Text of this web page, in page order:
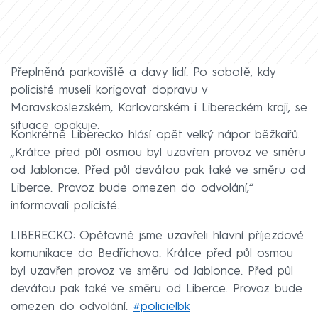
Přeplněná parkoviště a davy lidí. Po sobotě, kdy
policisté museli korigovat dopravu v
Moravskoslezském, Karlovarském i Libereckém kraji, se
situace opakuje.
Konkrétně Liberecko hlásí opět velký nápor běžkařů.
„Krátce před půl osmou byl uzavřen provoz ve směru
od Jablonce. Před půl devátou pak také ve směru od
Liberce. Provoz bude omezen do odvolání,“
informovali policisté.
LIBERECKO: Opětovně jsme uzavřeli hlavní příjezdové
komunikace do Bedřichova. Krátce před půl osmou
byl uzavřen provoz ve směru od Jablonce. Před půl
devátou pak také ve směru od Liberce. Provoz bude
omezen do odvolání. #policielbk